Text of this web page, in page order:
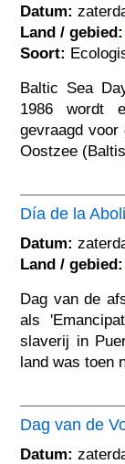
Datum:
Land / gebied:
Soort:
Baltic Sea
1986 wordt
gevraagd
Oostzee
Día de la
Datum:
Land / gebied:
Dag van de
als
slaverij in
land was toen
Dag van de
Datum: